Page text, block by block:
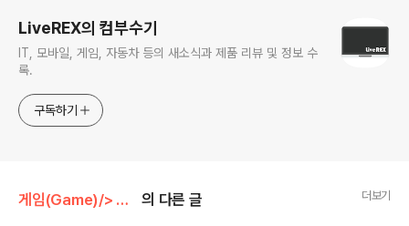
LiveREX의 컴부수기
IT, 모바일, 게임, 자동차 등의 새소식과 제품 리뷰 및 정보 수
록.
구독하기
게임(Game)/> 모바일 게임(Mobile Game) 의 다른 글 더보기